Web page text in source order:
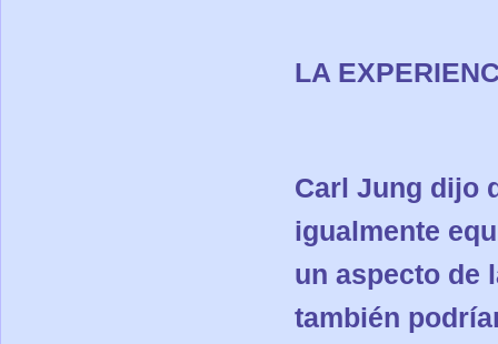
LA
Carl Jung dijo
igualmente
un aspecto de
también